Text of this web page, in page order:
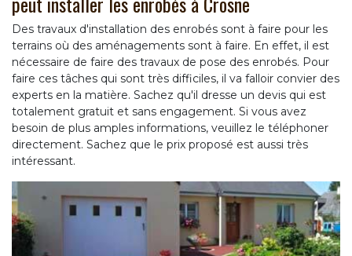
Des travaux d'installation des enrobés sont à faire pour les
terrains où des aménagements sont à faire. En effet, il est
nécessaire de faire des travaux de pose des enrobés. Pour
faire ces tâches qui sont très difficiles, il va falloir convier des
experts en la matière. Sachez qu'il dresse un devis qui est
totalement gratuit et sans engagement. Si vous avez
besoin de plus amples informations, veuillez le téléphoner
directement. Sachez que le prix proposé est aussi très
intéressant.